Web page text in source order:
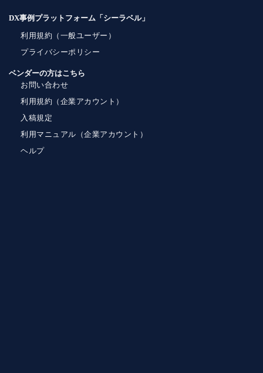
DX事例プラットフォーム「シーラベル」
利用規約（一般ユーザー）
プライバシーポリシー
ベンダーの方はこちら
お問い合わせ
利用規約（企業アカウント）
入稿規定
利用マニュアル（企業アカウント）
ヘルプ